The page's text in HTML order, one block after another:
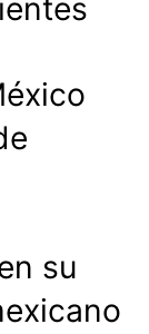
su